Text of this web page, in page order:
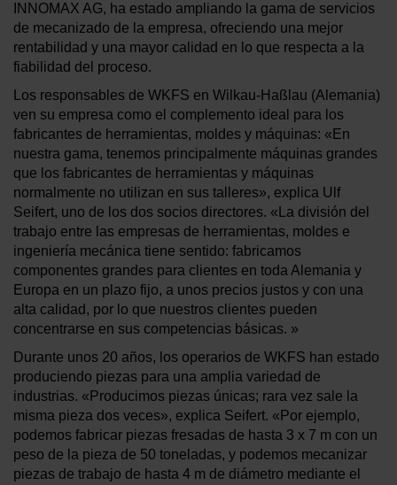
INNOMAX AG, ha estado ampliando la gama de servicios
de mecanizado de la empresa, ofreciendo una mejor
rentabilidad y una mayor calidad en lo que respecta a la
fiabilidad del proceso.
Los responsables de WKFS en Wilkau-Haßlau (Alemania)
ven su empresa como el complemento ideal para los
fabricantes de herramientas, moldes y máquinas: «En
nuestra gama, tenemos principalmente máquinas grandes
que los fabricantes de herramientas y máquinas
normalmente no utilizan en sus talleres», explica Ulf
Seifert, uno de los dos socios directores. «La división del
trabajo entre las empresas de herramientas, moldes e
ingeniería mecánica tiene sentido: fabricamos
componentes grandes para clientes en toda Alemania y
Europa en un plazo fijo, a unos precios justos y con una
alta calidad, por lo que nuestros clientes pueden
concentrarse en sus competencias básicas. »
Durante unos 20 años, los operarios de WKFS han estado
produciendo piezas para una amplia variedad de
industrias. «Producimos piezas únicas; rara vez sale la
misma pieza dos veces», explica Seifert. «Por ejemplo,
podemos fabricar piezas fresadas de hasta 3 x 7 m con un
peso de la pieza de 50 toneladas, y podemos mecanizar
piezas de trabajo de hasta 4 m de diámetro mediante el